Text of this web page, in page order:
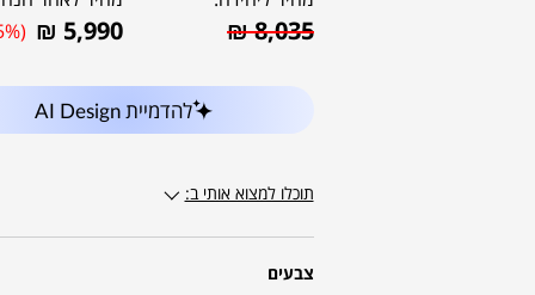
₪8,035
₪ 5,990
להדמיית AI Design
תוכלו למצוא אותי ב:
צבעים